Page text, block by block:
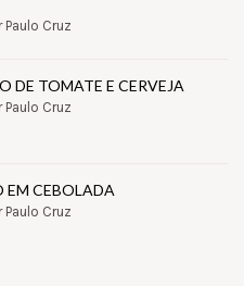
Cruz
DE TOMATE E CERVEJA
Cruz
EM CEBOLADA
Cruz